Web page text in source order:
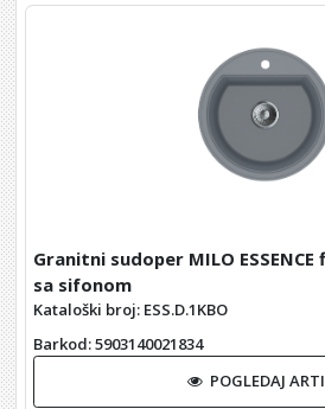
Granitni sudoper MILO
sa sifonom
Kataloški broj: ESS.D.1KBO
Barkod: 5903140021834
POGLEDAJ